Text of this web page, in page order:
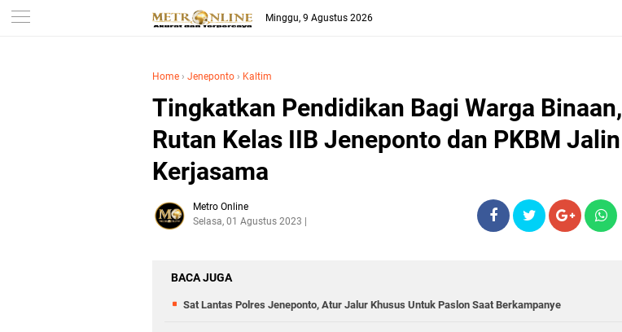
Minggu, 9 Agustus 2026
Home › Jeneponto › Kaltim
Tingkatkan Pendidikan Bagi Warga Binaan,
Rutan Kelas IIB Jeneponto dan PKBM Jalin
Kerjasama
Metro Online
Selasa, 01 Agustus 2023
BACA JUGA
Sat Lantas Polres Jeneponto, Atur Jalur Khusus Untuk Paslon Saat Berkampanye